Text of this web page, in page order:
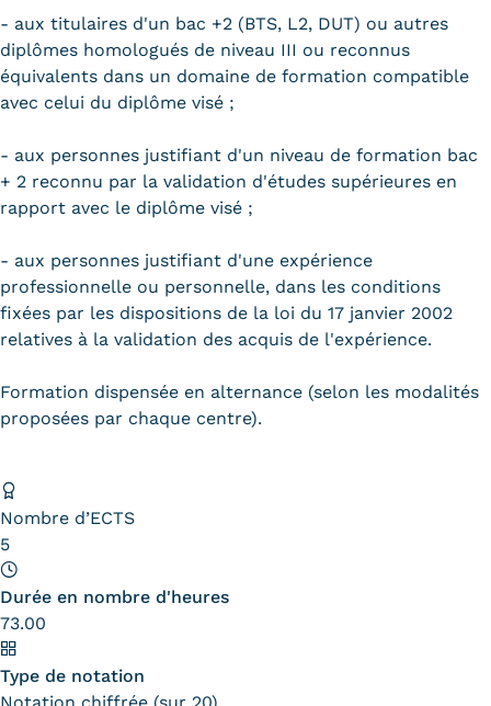
Modalités d'enseignement
Formation en présentiel
Alternance
Enseignement à distance
Validation des Acquis de
l'Expérience (VAE)
Validation des études
supérieures (VES)
Validation des acquis
Infos pratiques
Témoignages
- aux titulaires d'un bac +2 (BTS, L2, DUT) ou autres
diplômes homologués de niveau III ou reconnus
équivalents dans un domaine de formation compatible
avec celui du diplôme visé ;
- aux personnes justifiant d'un niveau de formation bac
+ 2 reconnu par la validation d'études supérieures en
rapport avec le diplôme visé ;
- aux personnes justifiant d'une expérience
professionnelle ou personnelle, dans les conditions
fixées par les dispositions de la loi du 17 janvier 2002
relatives à la validation des acquis de l'expérience.
Formation dispensée en alternance (selon les modalités
proposées par chaque centre).
Nombre d’ECTS
5
Durée en nombre d'heures
73.00
Type de notation